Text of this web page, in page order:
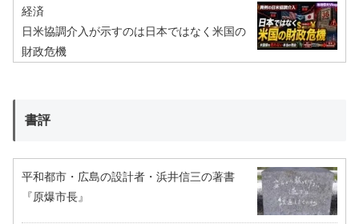
経済
日米協調介入が示すのは日本ではなく米国の
財政危機
書評
平和都市・広島の設計者・浜井信三の著書
『原爆市長』